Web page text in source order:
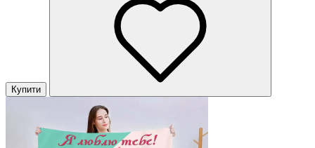
Купити